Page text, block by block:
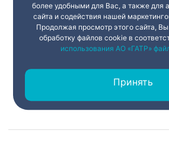
более удобными для Вас, а также для
сайта и содействия нашей
Продолжая просмотр этого сайта,
обработку файлов cookie в
использования АО «ГАТР»
Принять